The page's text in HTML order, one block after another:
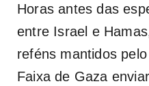
Horas antes das
entre Israel e
reféns mantidos
Faixa de Gaza